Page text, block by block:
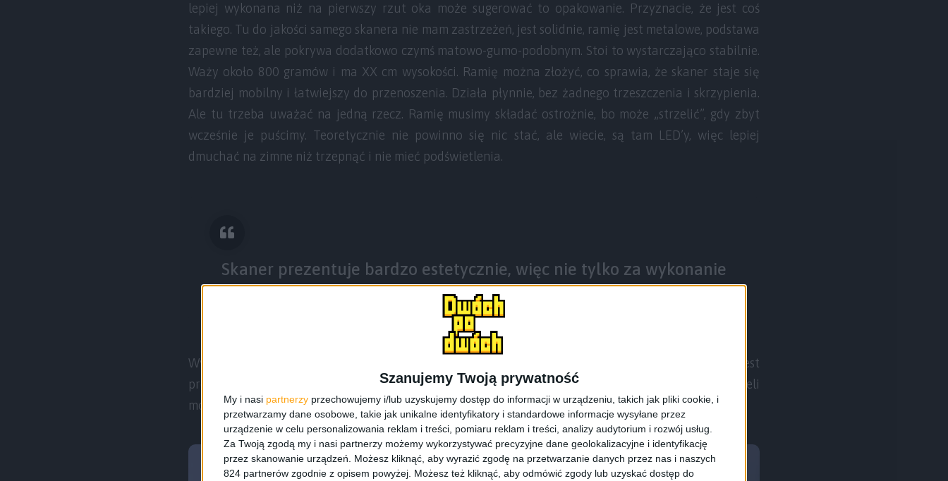
Szanujemy Twoją prywatność
My i nasi partnerzy przechowujemy i/lub uzyskujemy dostęp do informacji w urządzeniu, takich jak pliki cookie, i
przetwarzamy dane osobowe, takie jak unikalne identyfikatory i standardowe informacje wysyłane przez
urządzenie w celu personalizowania reklam i treści, pomiaru reklam i treści, analizy audytorium i rozwój usług.
Za Twoją zgodą my i nasi partnerzy możemy wykorzystywać precyzyjne dane geolokalizacyjne i identyfikację
przez skanowanie urządzeń. Możesz kliknąć, aby wyrazić zgodę na przetwarzanie danych przez nas i naszych
824 partnerów zgodnie z opisem powyżej. Możesz też kliknąć, aby odmówić zgody lub uzyskać dostęp do
lepiej wykonana niż na pierwszy rzut oka może sugerować to opakowanie. Przyznacie, że jest coś
takiego. Tu do jakości samego skanera nie mam zastrzeżeń, jest solidnie, ramię jest metalowe, podstawa
zapewne też, ale pokrywa dodatkowo czymś matowo-gumo-podobnym. Stoi to wystarczająco stabilnie.
Waży około 800 gramów i ma XX cm wysokości. Ramię można złożyć, co sprawia, że skaner staje się
bardziej mobilny i łatwiejszy do przenoszenia. Działa płynnie, bez żadnego trzeszczenia i skrzypienia.
Ale tu trzeba uważać na jedną rzecz. Ramię musimy składać ostrożnie, bo może „strzelić”, gdy zbyt
wcześnie je puścimy. Teoretycznie nie powinno się nic stać, ale wiecie, są tam LED’y, więc lepiej
dmuchać na zimne niż trzepnąć i nie mieć podświetlenia.
Skaner prezentuje bardzo estetycznie, więc nie tylko za wykonanie
należy się piątka. I to z plusem.
Wygląda jak profesjonalny sprzęt i tyle też mniej więcej kosztuje. Na stronie Canona, który jest
producentem tego sprzętu, kosztuje około 1350 złotych. Sprawdzają ofertę konkurencyjnych modeli
mogę napisać tak – są tańsze, ale są też droższe.